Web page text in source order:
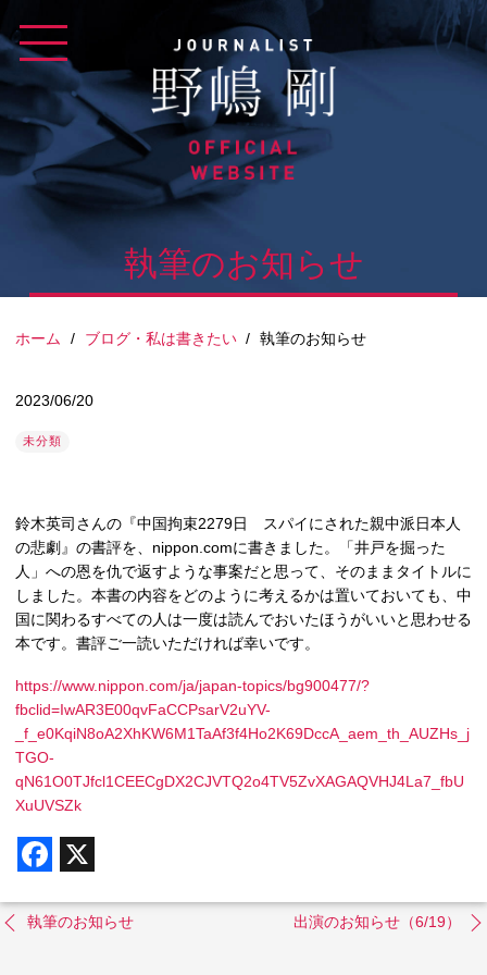
to
content
執筆のお知らせ
ホーム / ブログ・私は書きたい / 執筆のお知らせ
2023/06/20
未分類
鈴木英司さんの『中国拘束2279日 スパイにされた親中派日本人
の悲劇』の書評を、nippon.comに書きました。「井戸を掘った
人」への恩を仇で返すような事案だと思って、そのままタイトルに
しました。本書の内容をどのように考えるかは置いておいても、中
国に関わるすべての人は一度は読んでおいたほうがいいと思わせる
本です。書評ご一読いただければ幸いです。
https://www.nippon.com/ja/japan-topics/bg900477/?
fbclid=IwAR3E00qvFaCCPsarV2uYV-
_f_e0KqiN8oA2XhKW6M1TaAf3f4Ho2K69DccA_aem_th_AUZHs_j
TGO-
qN61O0TJfcl1CEECgDX2CJVTQ2o4TV5ZvXAGAQVHJ4La7_fbU
XuUVSZk
b
o
執筆のお知らせ 出演のお知らせ（6/19）